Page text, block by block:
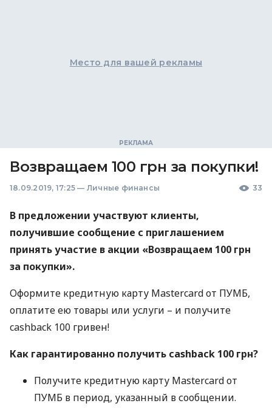
Место для вашей рекламы
Возвращаем 100 грн за покупки!
18.09.2019, 17:25 — Личные финансы 33
В предложении участвуют клиенты,
получившие сообщение с приглашением
принять участие в акции «Возвращаем 100 грн
за покупки».
Оформите кредитную карту Mastercard от ПУМБ,
оплатите ею товары или услуги – и получите
cashback 100 гривен!
Как гарантированно получить cashback 100 грн?
Получите кредитную карту Mastercard от
ПУМБ в период, указанный в сообщении.